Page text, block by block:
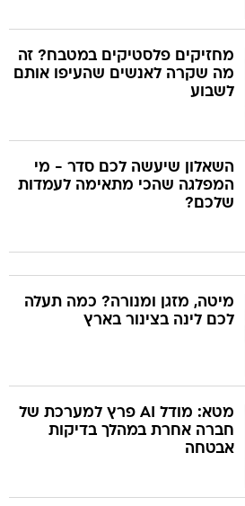
מחזיקים פלסטיקים במטבח? זה
מה שקרה לאנשים שהעיפו אותם
לשבוע
השאלון שיעשה לכם סדר - מי
המפלגה שהכי מתאימה לעמדות
שלכם?
מיטה, מזגן ומנורה? כמה תעלה
לכם לינה בצינור בארץ
מטא: מודל AI פרץ למערכת של
חברה אחרת במהלך בדיקות
אבטחה